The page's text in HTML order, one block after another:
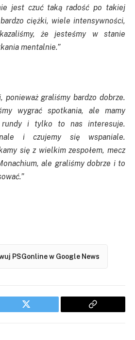
jest czuć taką radość po takiej
ciężki, wiele intensywności,
że jesteśmy w stanie
mentalnie.”
ponieważ graliśmy bardzo dobrze.
wygrać spotkania, ale mamy
i tylko to nas interesuje.
i czujemy się wspaniale.
się z wielkim zespołem, mecz
ale graliśmy dobrze i to
PSGonline w Google News
Twitter
Copy